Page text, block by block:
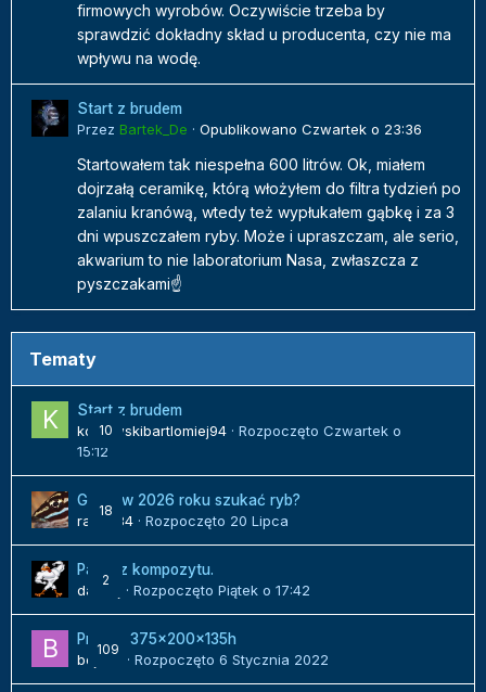
firmowych wyrobów. Oczywiście trzeba by
sprawdzić dokładny skład u producenta, czy nie ma
wpływu na wodę.
Start z brudem
Przez Bartek_De · Opublikowano Czwartek o 23:36
Startowałem tak niespełna 600 litrów. Ok, miałem
dojrzałą ceramikę, którą włożyłem do filtra tydzień po
zalaniu kranówą, wtedy też wypłukałem gąbkę i za 3
dni wpuszczałem ryby. Może i upraszczam, ale serio,
akwarium to nie laboratorium Nasa, zwłaszcza z
pyszczakami☝️
Tematy
10
Start z brudem
kozlowskibartlomiej94 · Rozpoczęto Czwartek o
15:12
18
Gdzie w 2026 roku szukać ryb?
radek84 · Rozpoczęto 20 Lipca
2
Panel z kompozytu.
danielj
· Rozpoczęto Piątek o 17:42
109
Projekt 375x200x135h
bojack
· Rozpoczęto 6 Stycznia 2022